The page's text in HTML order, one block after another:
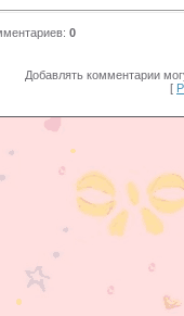
: 0
Добавлять комментарии
[